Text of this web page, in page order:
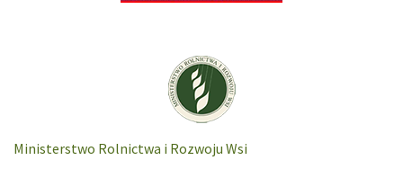
Ministerstwo Rolnictwa i Rozwoju Wsi